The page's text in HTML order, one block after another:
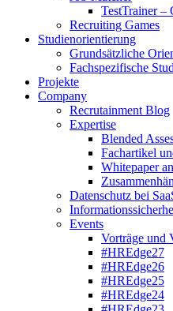
TestTrainer –
Recruiting Games
Studienorientierung
Grundsätzliche
Fachspezifische
Projekte
Company
Recrutainment Blog
Expertise
Blended
Fachartikel
Whitepaper
Datenschutz bei
Events
Vorträge und
#HREdge27
#HREdge26
#HREdge25
#HREdge24